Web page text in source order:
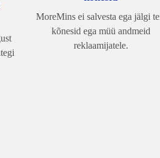
MoreMins ei salvesta ega jälgi
kõnesid ega müü andmeid
reklaamijatele.